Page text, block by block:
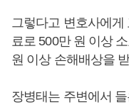
그렇다고 변호사에게
료로 500만 원 이상
원 이상 손해배상을
장병태는 주변에서